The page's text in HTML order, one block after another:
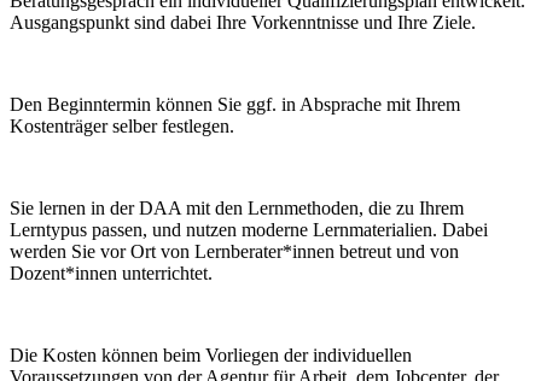
Ausgangspunkt sind dabei Ihre Vorkenntnisse und Ihre Ziele.
Den Beginntermin können Sie ggf. in Absprache mit Ihrem
Kostenträger selber festlegen.
Sie lernen in der DAA mit den Lernmethoden, die zu Ihrem
Lerntypus passen, und nutzen moderne Lernmaterialien. Dabei
werden Sie vor Ort von Lernberater*innen betreut und von
Dozent*innen unterrichtet.
Die Kosten können beim Vorliegen der individuellen